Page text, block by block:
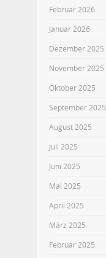
Februar 2026
Januar 2026
Dezember 2025
November 2025
Oktober 2025
September 2025
August 2025
Juli 2025
Juni 2025
Mai 2025
April 2025
März 2025
Februar 2025